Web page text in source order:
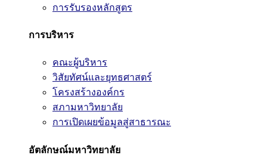
การรับรองหลักสูตร
การบริหาร
คณะผู้บริหาร
วิสัยทัศน์และยุทธศาสตร์
โครงสร้างองค์กร
สภามหาวิทยาลัย
การเปิดเผยข้อมูลสู่สาธารณะ
อัตลักษณ์มหาวิทยาลัย